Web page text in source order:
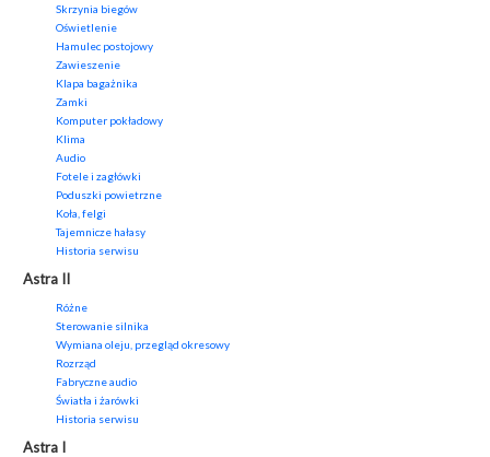
Skrzynia biegów
Oświetlenie
Hamulec postojowy
Zawieszenie
Klapa bagażnika
Zamki
Komputer pokładowy
Klima
Audio
Fotele i zagłówki
Poduszki powietrzne
Koła, felgi
Tajemnicze hałasy
Historia serwisu
Astra II
Różne
Sterowanie silnika
Wymiana oleju, przegląd okresowy
Rozrząd
Fabryczne audio
Światła i żarówki
Historia serwisu
Astra I